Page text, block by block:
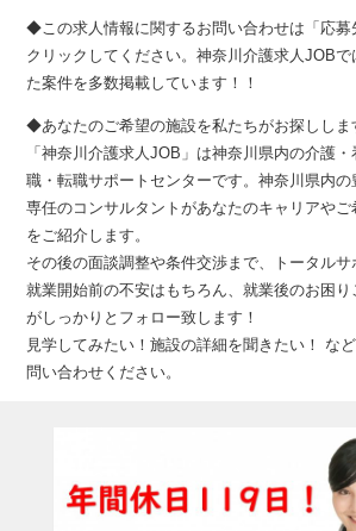
◆この求人情報に関するお問い合わせは「応募
クリックしてください。神奈川介護求人JOBで
た案件を多数掲載しています！！
◆あなたのご希望の施設を私たちがお探ししま
「神奈川介護求人JOB」は神奈川県内の介護
職・転職サポートセンターです。神奈川県内
専任のコンサルタントがあなたのキャリアや
をご紹介します。
その後の面談調整や条件交渉まで、トータルサ
就業開始前の不安はもちろん、就業後のお困
がしっかりとフォロー致します！
見学してみたい！施設の詳細を聞きたい！ な
問い合わせください。